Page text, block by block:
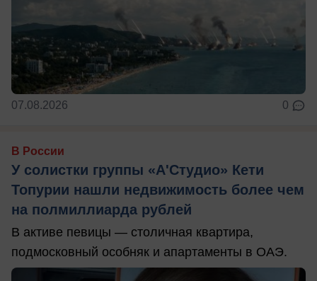
07.08.2026 0
В России
У солистки группы «А'Студио» Кети
Топурии нашли недвижимость более чем
на полмиллиарда рублей
В активе певицы — столичная квартира,
подмосковный особняк и апартаменты в ОАЭ.